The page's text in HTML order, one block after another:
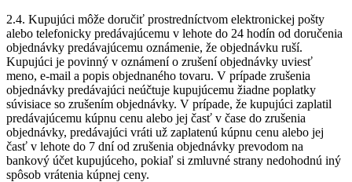
2.4. Kupujúci môže doručiť prostredníctvom elektronickej pošty
alebo telefonicky predávajúcemu v lehote do 24 hodín od doručenia
objednávky predávajúcemu oznámenie, že objednávku ruší.
Kupujúci je povinný v oznámení o zrušení objednávky uviesť
meno, e-mail a popis objednaného tovaru. V prípade zrušenia
objednávky predávajúci neúčtuje kupujúcemu žiadne poplatky
súvisiace so zrušením objednávky. V prípade, že kupujúci zaplatil
predávajúcemu kúpnu cenu alebo jej časť v čase do zrušenia
objednávky, predávajúci vráti už zaplatenú kúpnu cenu alebo jej
časť v lehote do 7 dní od zrušenia objednávky prevodom na
bankový účet kupujúceho, pokiaľ si zmluvné strany nedohodnú iný
spôsob vrátenia kúpnej ceny.